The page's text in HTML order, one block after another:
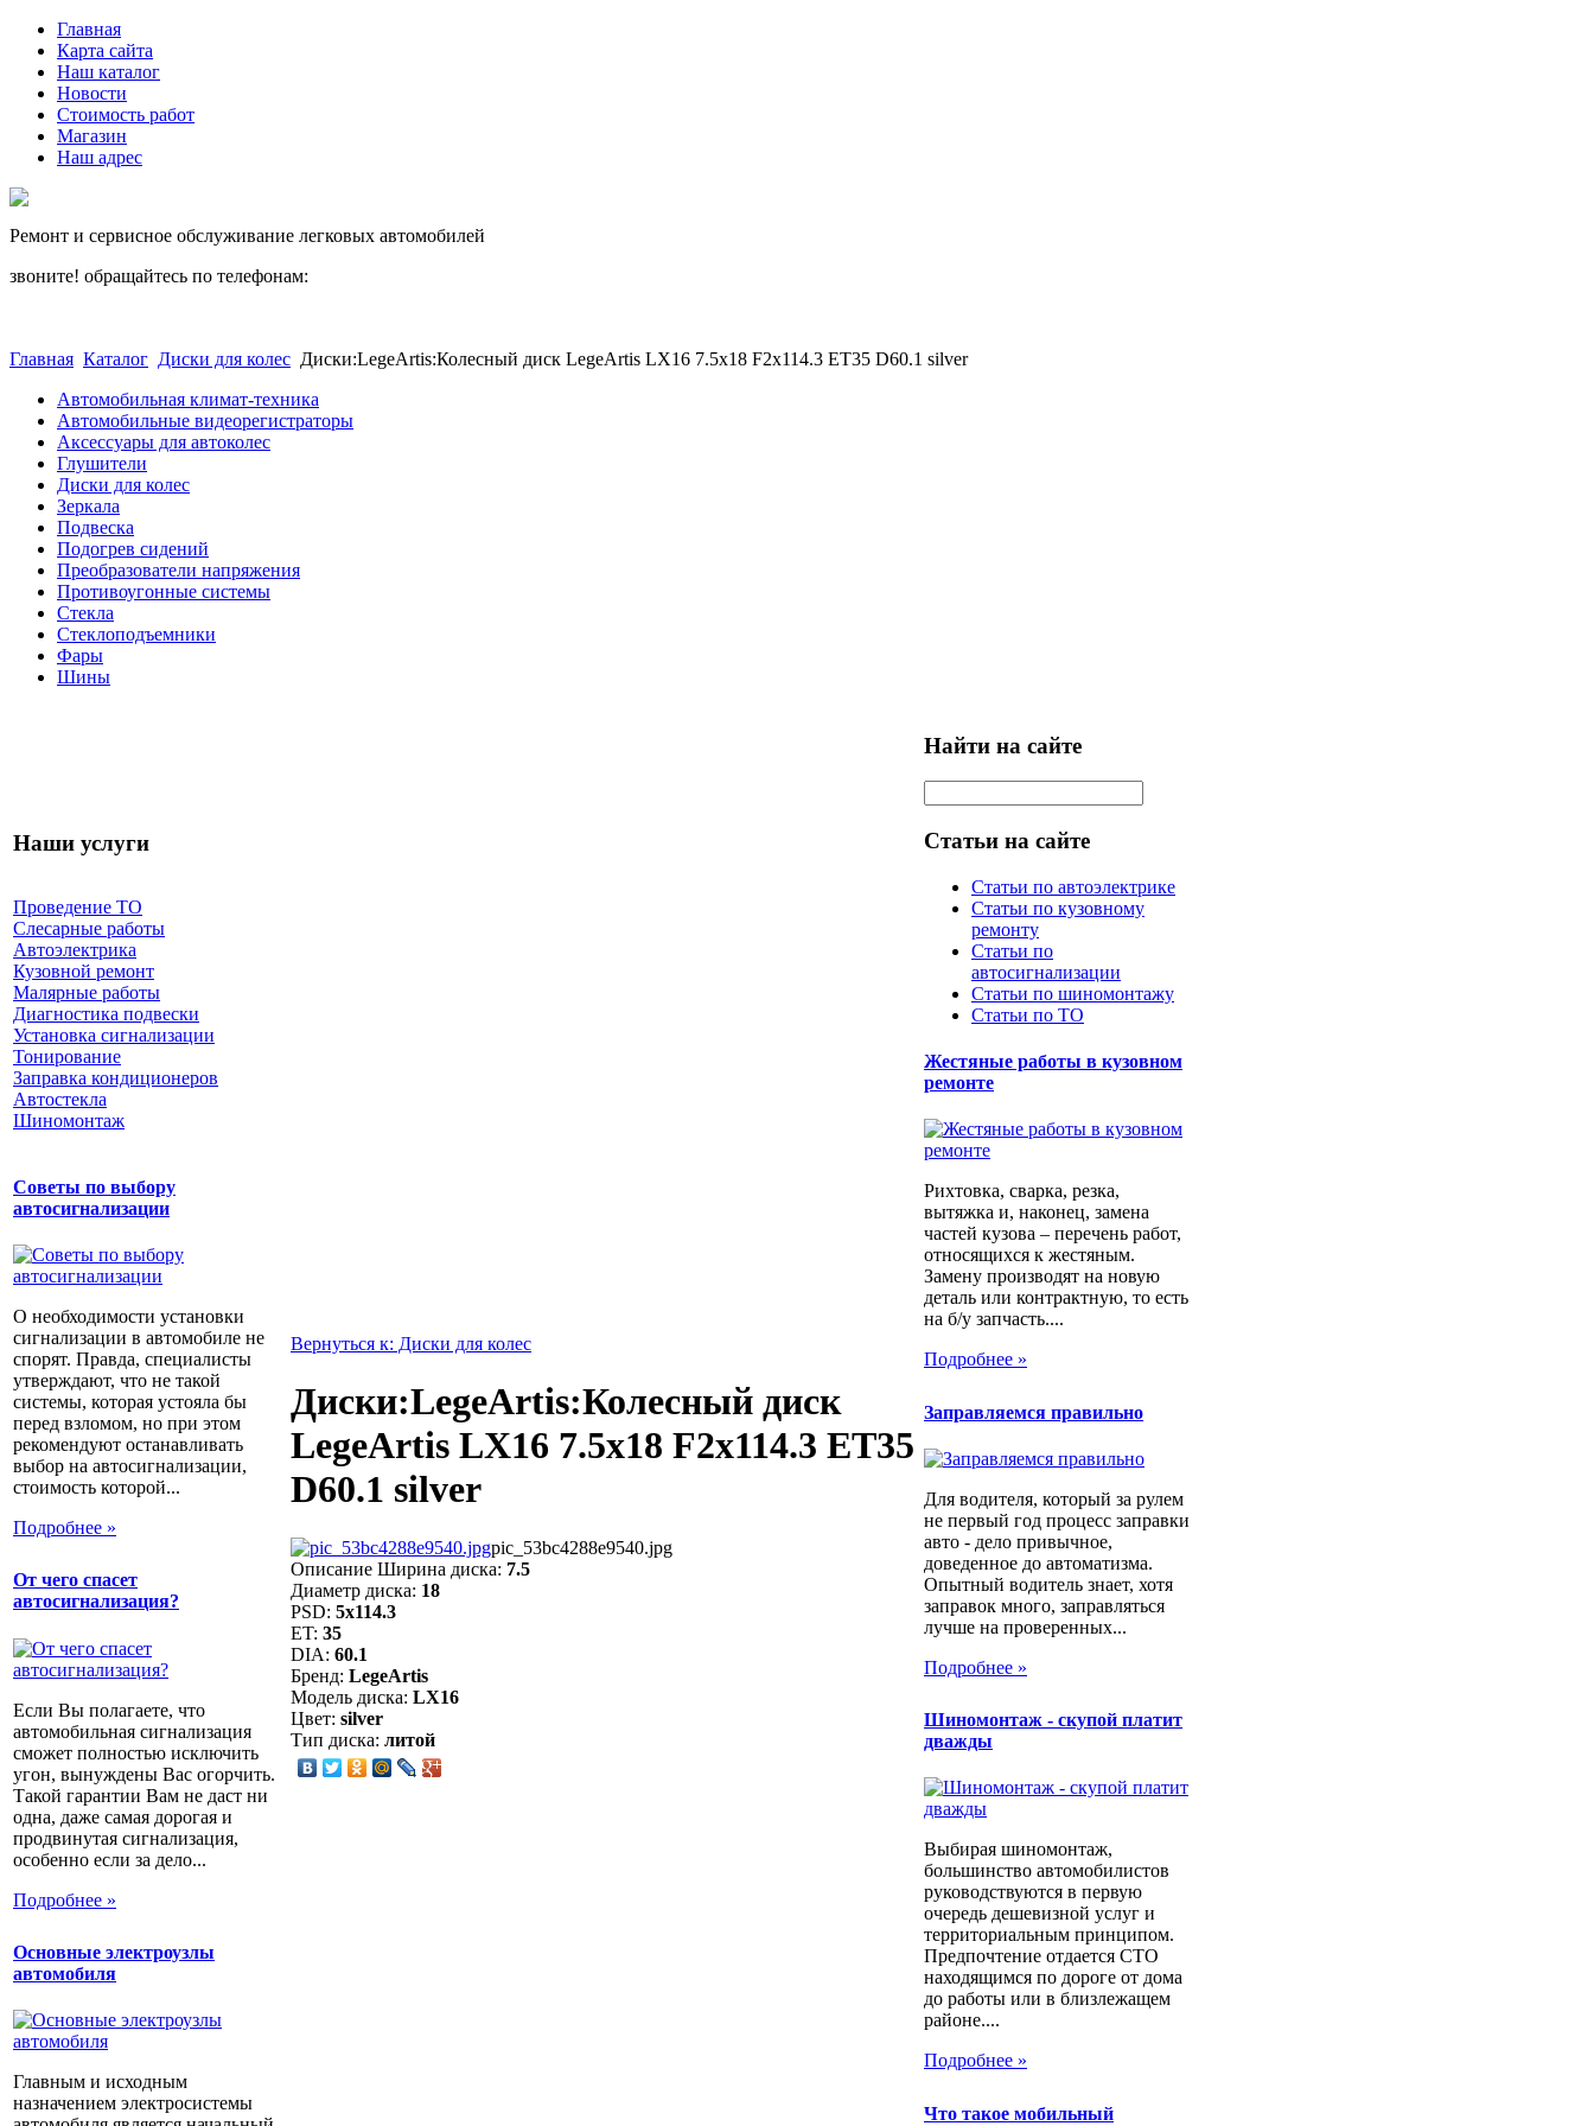
Главная
Карта сайта
Наш каталог
Новости
Стоимость работ
Магазин
Наш адрес
Ремонт и сервисное обслуживание легковых автомобилей
звоните! обращайтесь по телефонам:
Главная Каталог Диски для колес Диски:LegeArtis:Колесный диск LegeArtis LX16 7.5x18 F2x114.3 ET35 D60.1 silver
Автомобильная климат-техника
Автомобильные видеорегистраторы
Аксессуары для автоколес
Глушители
Диски для колес
Зеркала
Подвеска
Подогрев сидений
Преобразователи напряжения
Противоугонные системы
Стекла
Стеклоподъемники
Фары
Шины
Наши услуги
Проведение ТО
Слесарные работы
Автоэлектрика
Кузовной ремонт
Малярные работы
Диагностика подвески
Установка сигнализации
Тонирование
Заправка кондиционеров
Автостекла
Шиномонтаж
Советы по выбору
автосигнализации
О необходимости установки
сигнализации в автомобиле не
спорят. Правда, специалисты
утверждают, что не такой
системы, которая устояла бы
перед взломом, но при этом
рекомендуют останавливать
выбор на автосигнализации,
стоимость которой...
Подробнее »
От чего спасет
автосигнализация?
Если Вы полагаете, что
автомобильная сигнализация
сможет полностью исключить
угон, вынуждены Вас огорчить.
Такой гарантии Вам не даст ни
одна, даже самая дорогая и
продвинутая сигнализация,
особенно если за дело...
Подробнее »
Основные электроузлы
автомобиля
Главным и исходным
назначением электросистемы
Вернуться к: Диски для колес
Диски:LegeArtis:Колесный диск
LegeArtis LX16 7.5x18 F2x114.3 ET35
D60.1 silver
pic_53bc4288e9540.jpg
Описание Ширина диска: 7.5
Диаметр диска: 18
PSD: 5x114.3
ET: 35
DIA: 60.1
Бренд: LegeArtis
Модель диска: LX16
Цвет: silver
Тип диска: литой
Найти на сайте
Статьи на сайте
Статьи по автоэлектрике
Статьи по кузовному
ремонту
Статьи по
автосигнализации
Статьи по шиномонтажу
Статьи по ТО
Жестяные работы в кузовном
ремонте
Рихтовка, сварка, резка,
вытяжка и, наконец, замена
частей кузова – перечень работ,
относящихся к жестяным.
Замену производят на новую
деталь или контрактную, то есть
на б/у запчасть....
Подробнее »
Заправляемся правильно
Для водителя, который за рулем
не первый год процесс заправки
авто - дело привычное,
доведенное до автоматизма.
Опытный водитель знает, хотя
заправок много, заправляться
лучше на проверенных...
Подробнее »
Шиномонтаж - скупой платит
дважды
Выбирая шиномонтаж,
большинство автомобилистов
руководствуются в первую
очередь дешевизной услуг и
территориальным принципом.
Предпочтение отдается СТО
находящимся по дороге от дома
до работы или в близлежащем
районе....
Подробнее »
Что такое мобильный